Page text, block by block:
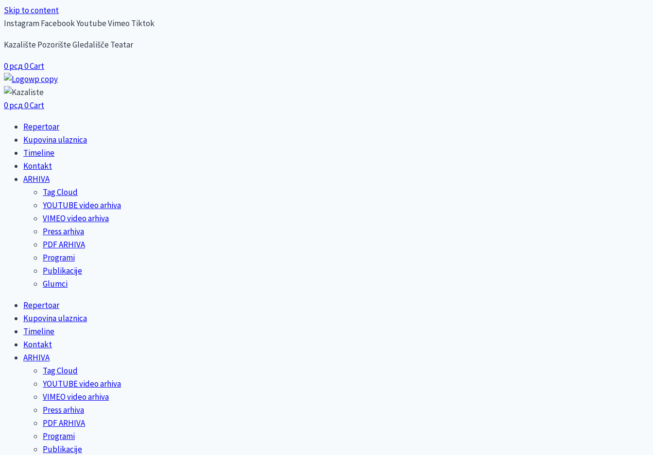
Skip to content
InstagramFacebookYoutubeVimeo Tiktok
Kazalište Pozorište Gledališče Teatar
0рсд0Cart
0рсд0Cart
Repertoar
Kupovina ulaznica
Timeline
Kontakt
ARHIVA
Tag Cloud
YOUTUBE video arhiva
VIMEO video arhiva
Press arhiva
PDF ARHIVA
Programi
Publikacije
Glumci
Repertoar
Kupovina ulaznica
Timeline
Kontakt
ARHIVA
Tag Cloud
YOUTUBE video arhiva
VIMEO video arhiva
Press arhiva
PDF ARHIVA
Programi
Publikacije